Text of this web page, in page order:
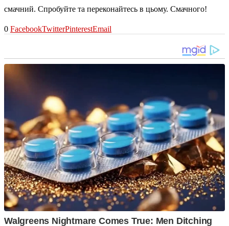
смачний. Спробуйте та переконайтесь в цьому. Смачного!
0 FacebookTwitterPinterestEmail